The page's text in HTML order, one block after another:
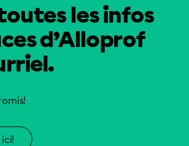
les infos
d’Alloprof